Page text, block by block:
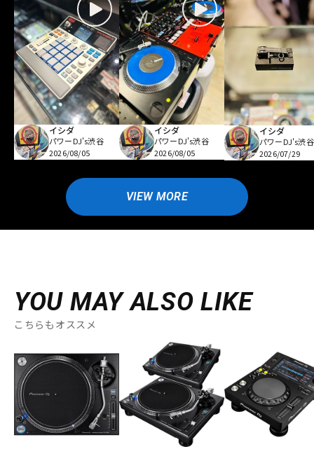
イシダ
パワーDJ's渋谷
2026/08/05
イシダ
パワーDJ's渋谷
2026/08/05
イシダ
パワーDJ's渋谷
2026/07/29
VIEW MORE
YOU MAY ALSO LIKE
こちらもオススメ